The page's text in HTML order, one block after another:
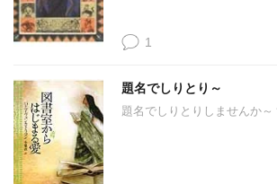
1
題名でしりとり～
題名でしりとりしませんか～